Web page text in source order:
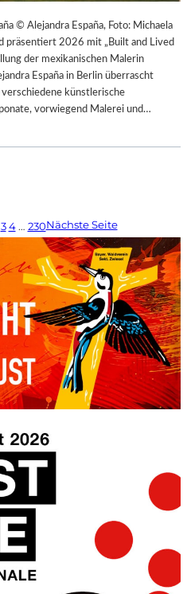
© Alejandra España, Foto: Michaela
präsentiert 2026 mit „Built and Lived
der mexikanischen Malerin
España in Berlin überrascht
künstlerische
vorwiegend Malerei und…
3 4 … 230Nächste Seite